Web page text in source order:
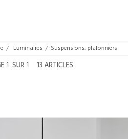
Luminaires Suspensions, plafonniers
1 SUR 1 13 ARTICLES